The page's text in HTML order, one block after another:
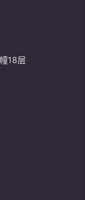
18层